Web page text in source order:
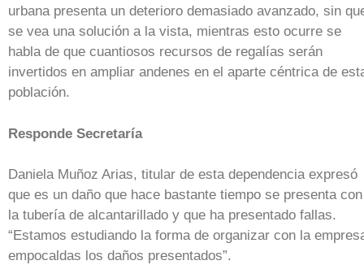
urbana presenta un deterioro demasiado avanzado, sin
se vea una solución a la vista, mientras esto ocurre se
habla de que cuantiosos recursos de regalías serán
invertidos en ampliar andenes en el aparte céntrica de
población.
Responde Secretaría
Daniela Muñoz Arias, titular de esta dependencia expresó
que es un daño que hace bastante tiempo se presenta con
la tubería de alcantarillado y que ha presentado fallas.
“Estamos estudiando la forma de organizar con la
empocaldas los daños presentados”.